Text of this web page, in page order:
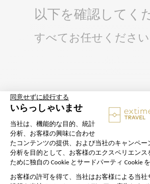
以下を確認してく
すべてお任せください